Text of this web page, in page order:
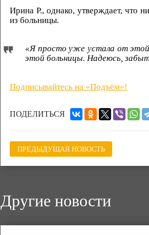
Ирина Р., однако, утверждает, что
из больницы.
«Я просто уже устала от
этой больницы. Надеюсь,
Подписывайтесь на «Подъём»!
ПОДЕЛИТЬСЯ
ПРЕДЫДУЩАЯ НОВОСТЬ
Другие новости